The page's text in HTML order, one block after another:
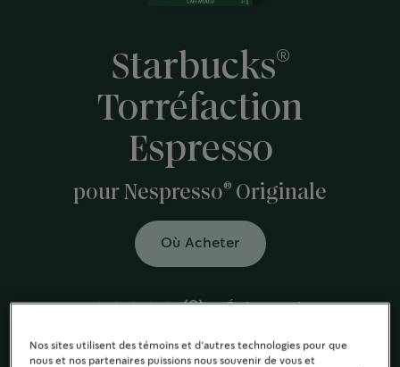
Starbucks®
Torréfaction
Espresso
pour Nespresso® Originale
Où Acheter
(0) Écrire un avis
caramel sucré et de mélasse.
Nos sites utilisent des témoins et d’autres technologies pour que
nous et nos partenaires puissions nous souvenir de vous et